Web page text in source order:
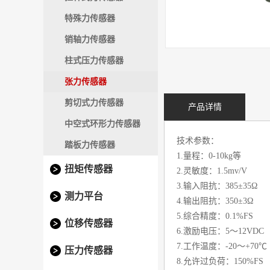
特殊力传感器
销轴力传感器
柱式压力传感器
张力传感器
剪切式力传感器
中空式环形力传感器
踏板力传感器
扭矩传感器
测力平台
位移传感器
压力传感器
产品详情
技术参数：
1.量程：0-10kg等
2.灵敏度：1.5mv/V
3.输入阻抗：385±35Ω
4.输出阻抗：350±3Ω
5.综合精度：0.1%FS
6.激励电压：5～12VDC
7.工作温度：-20～+70℃
8.允许过负荷：150%FS